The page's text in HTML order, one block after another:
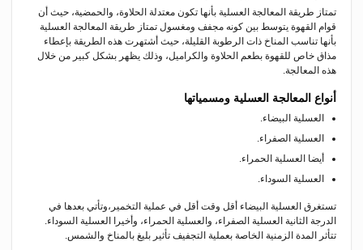
تمتاز طريقة المعالجة العسلية بأنها تكون معتدلة الحلاوة، والحمضية، حيث أن
قوام القهوة يتوسط بين كونه مجفف ومغسول تمتاز طريقة المعالجة العسلية
بأنها تناسب المناخ ذات الرطوبة القليلة، حيث أشتهرت هذه الطريقة بإعطاء
مذاق خاص للقهوة بطعم الحلاوة والكراميل، وذلك يظهر بشكل كبير من خلال
هذه المعالجة.
أنواع المعالجة العسلية ومسمياتها
العسلية البيضاء.
العسلية الصفراء.
أيضا العسلية الحمراء.
العسلية السوداء.
تستغرق العسلية البيضاء أقل وقت أقل في عملية التخمير،وتأتي بعدها في
الدرجة الثانية العسلية الصفراء، والعسلية الحمراء، وأخيرا العسلية السوداء.
تتأثر المدة الزمنية الخاصة بعملية التجفيف تأثير بليغ بالمناخ والشمس.